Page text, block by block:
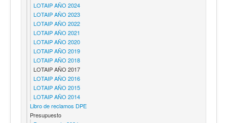
LOTAIP AÑO 2024
LOTAIP AÑO 2023
LOTAIP AÑO 2022
LOTAIP AÑO 2021
LOTAIP AÑO 2020
LOTAIP AÑO 2019
LOTAIP AÑO 2018
LOTAIP AÑO 2017
LOTAIP AÑO 2016
LOTAIP AÑO 2015
LOTAIP AÑO 2014
Libro de reclamos DPE
Presupuesto